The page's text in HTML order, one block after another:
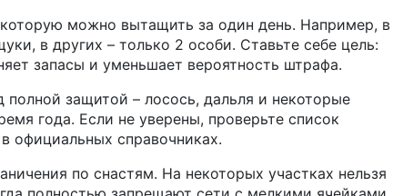
можно вытащить за один день. Например, в
в других – только 2 особи. Ставьте себе цель:
запасы и уменьшает вероятность штрафа.
защитой – лосось, дальля и некоторые
года. Если не уверены, проверьте список
официальных справочниках.
по снастям. На некоторых участках нельзя